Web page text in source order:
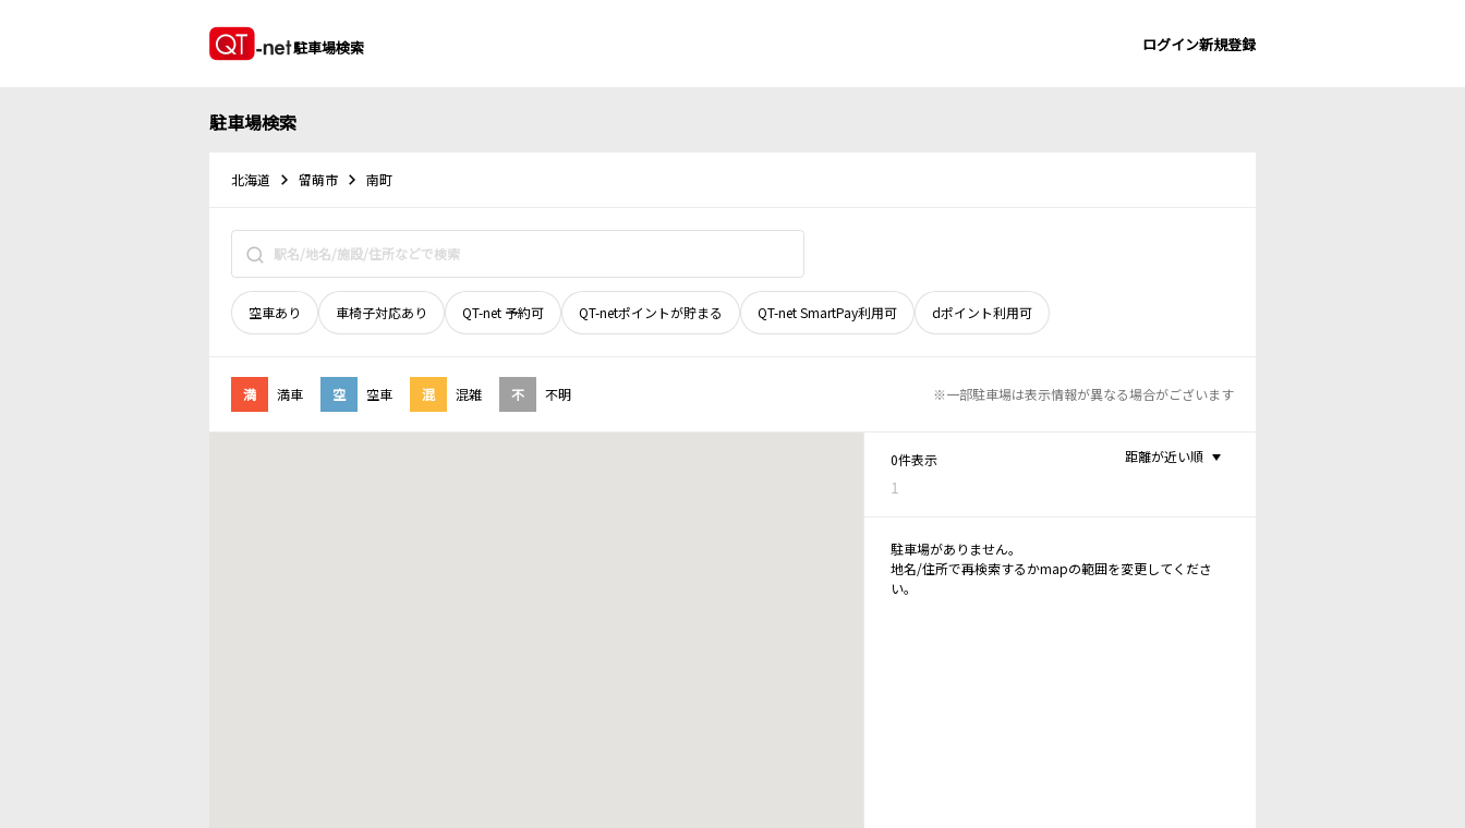
駐車場検索 ログイン新規登録
駐車場検索
北海道 留萌市 南町
空車あり 車椅子対応あり QT-net 予約可 QT-netポイントが貯まる QT-net SmartPay利用可 dポイント利用可
満 満車 空 空車 混 混雑 不 不明 ※一部駐車場は表示情報が異なる場合がございます
0件表示
1
距離が近い順
駐車場がありません。
地名/住所で再検索するかmapの範囲を変更してくださ
い。